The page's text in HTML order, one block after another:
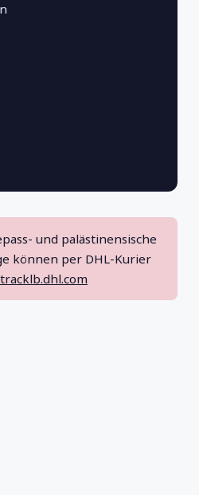
und palästinensische
können per DHL-Kurier